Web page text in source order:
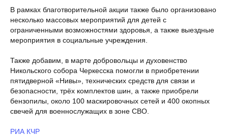
В рамках благотворительной акции также было организовано
несколько массовых мероприятий для детей с
ограниченными возможностями здоровья, а также выездные
мероприятия в социальные учреждения.
Также добавим, в марте добровольцы и духовенство
Никольского собора Черкесска помогли в приобретении
пятидверной «Нивы», технических средств для связи и
безопасности, трёх комплектов шин, а также приобрели
бензопилы, около 100 маскировочных сетей и 400 окопных
свечей для военнослужащих в зоне СВО.
РИА КЧР